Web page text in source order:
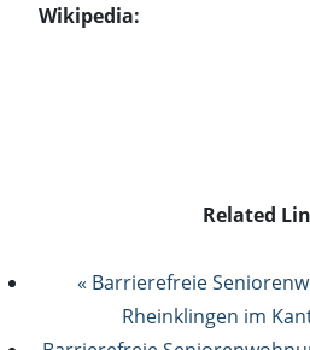
Wikipedia:
Related
« Barrierefreie
Rheinklingen im